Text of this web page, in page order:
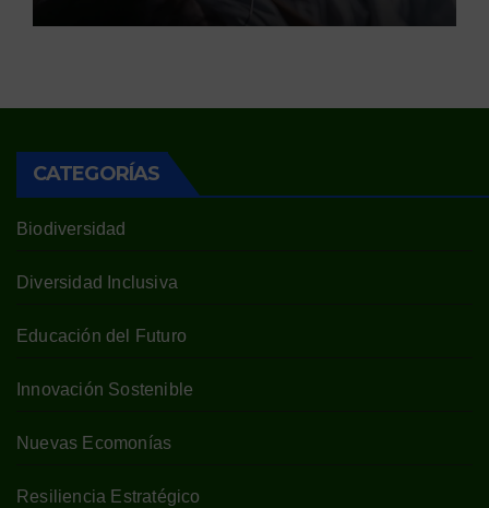
CATEGORÍAS
Biodiversidad
Diversidad Inclusiva
Educación del Futuro
Innovación Sostenible
Nuevas Ecomonías
Resiliencia Estratégico